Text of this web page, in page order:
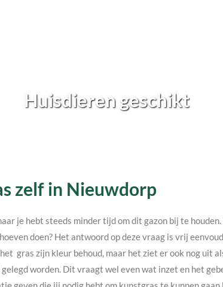
Huisdieren geschikt
zelf in Nieuwdorp
je hebt steeds minder tijd om dit gazon bij te
doen? Het antwoord op deze vraag is vrij
gras zijn kleur behoud, maar het ziet er ook nog uit
worden. Dit vraagt wel even wat inzet en het